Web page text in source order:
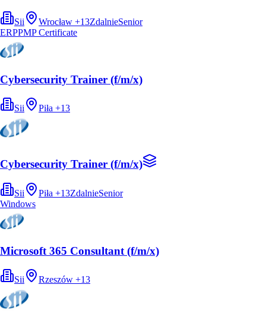
Sii Wrocław +13ZdalnieSenior
ERPPMP Certificate
Cybersecurity Trainer (f/m/x)
Sii Piła +13
Cybersecurity Trainer (f/m/x)
Sii Piła +13ZdalnieSenior
Windows
Microsoft 365 Consultant (f/m/x)
Sii Rzeszów +13